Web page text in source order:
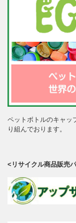
ペットボトルのキャッ
り組んでおります。
<リサイクル商品販売